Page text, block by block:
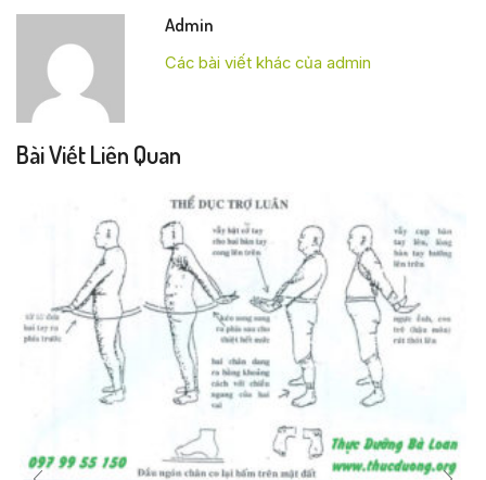
Admin
Các bài viết khác của admin
Bài Viết Liên Quan